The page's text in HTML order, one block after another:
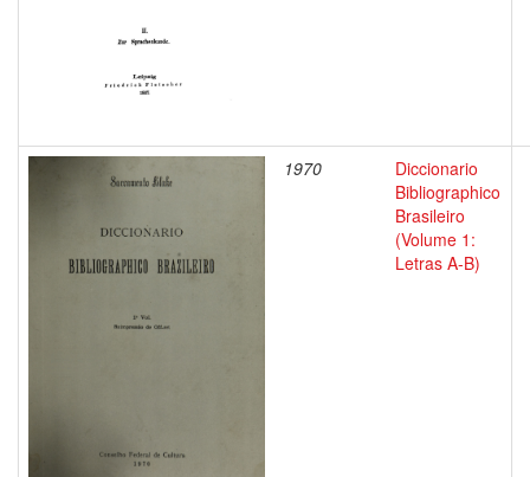
1970
Diccionario
Bibliographico
Brasileiro
(Volume 1:
Letras A-B)